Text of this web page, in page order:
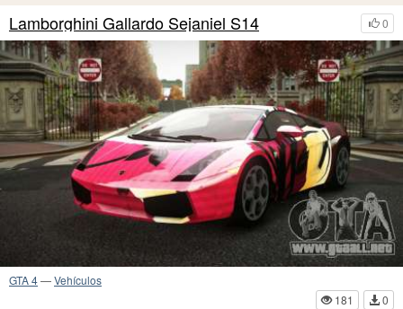
0
Lamborghini Gallardo Sejaniel S14
GTA 4—Vehículos
181
0